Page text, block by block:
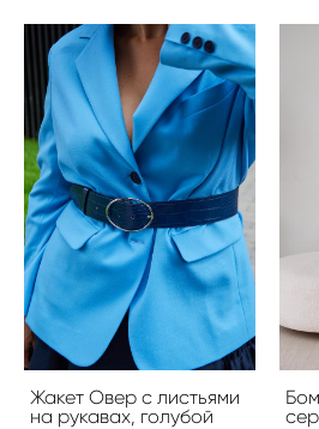
Жакет Овер с листьями
на рукавах, голубой